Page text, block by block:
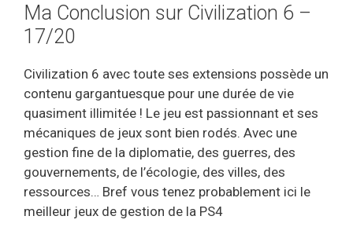
Ma Conclusion sur Civilization 6 –
17/20
Civilization 6 avec toute ses extensions possède un
contenu gargantuesque pour une durée de vie
quasiment illimitée ! Le jeu est passionnant et ses
mécaniques de jeux sont bien rodés. Avec une
gestion fine de la diplomatie, des guerres, des
gouvernements, de l’écologie, des villes, des
ressources… Bref vous tenez probablement ici le
meilleur jeux de gestion de la PS4